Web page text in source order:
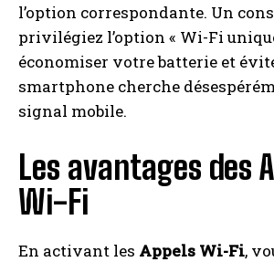
l’option correspondante. Un
privilégiez l’option « Wi-Fi
économiser votre batterie et
smartphone cherche
signal mobile.
Les avantages des
Wi-Fi
En activant les Appels Wi-Fi,